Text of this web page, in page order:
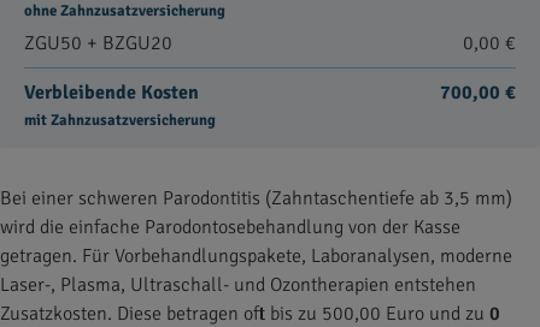
ohne Zahnzusatzversicherung
ZGU50 + BZGU20 0,00 €
Verbleibende Kosten
mit Zahnzusatzversicherung
700,00 €
Bei einer schweren Parodontitis (Zahntaschentiefe ab 3,5 mm)
wird die einfache Parodontosebehandlung von der Kasse
getragen. Für Vorbehandlungspakete, Laboranalysen, moderne
Laser-, Plasma, Ultraschall- und Ozontherapien entstehen
Zusatzkosten. Diese betragen oft bis zu 500,00 Euro und zu 0